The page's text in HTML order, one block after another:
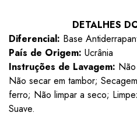
DETALHES
Diferencial: Base
País de Origem: Ucrânia
Instruções de Lavagem:
Não secar em tambor;
ferro; Não limpar a seco;
Suave.